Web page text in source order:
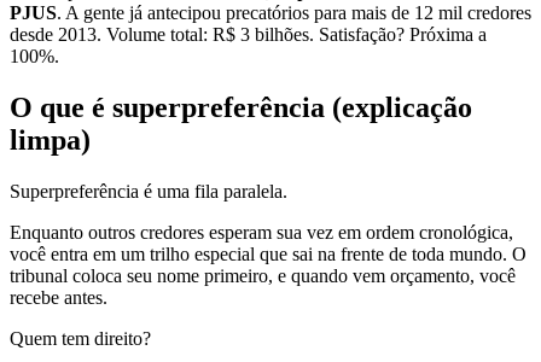
PJUS. A gente já antecipou precatórios para mais de 12 mil credores
desde 2013. Volume total: R$ 3 bilhões. Satisfação? Próxima a
100%.
O que é superpreferência (explicação
limpa)
Superpreferência é uma fila paralela.
Enquanto outros credores esperam sua vez em ordem cronológica,
você entra em um trilho especial que sai na frente de toda mundo. O
tribunal coloca seu nome primeiro, e quando vem orçamento, você
recebe antes.
Quem tem direito?